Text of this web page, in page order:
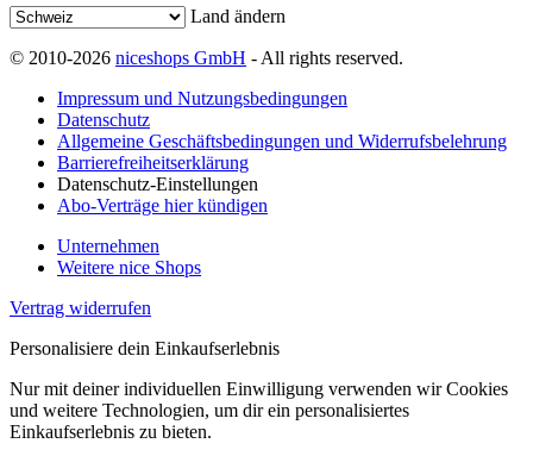
Land ändern
© 2010-2026 niceshops GmbH - All rights reserved.
Impressum und Nutzungsbedingungen
Datenschutz
Allgemeine Geschäftsbedingungen und Widerrufsbelehrung
Barrierefreiheitserklärung
Datenschutz-Einstellungen
Abo-Verträge hier kündigen
Unternehmen
Weitere nice Shops
Vertrag widerrufen
Personalisiere dein Einkaufserlebnis
Nur mit deiner individuellen Einwilligung verwenden wir Cookies
und weitere Technologien, um dir ein personalisiertes
Einkaufserlebnis zu bieten.